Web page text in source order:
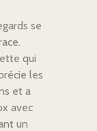
se
qui
les
et a
avec
un